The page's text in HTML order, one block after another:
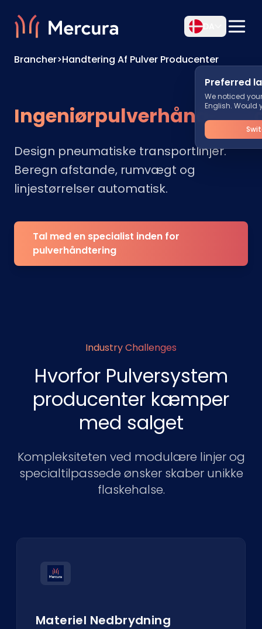
Preferred
We noticed
English. Would
Brancher>Handtering Af Pulver Producenter
Design pneumatiske transportlinjer.
Beregn afstande, rumvægt og
linjestørrelser automatisk.
Tal med en specialist inden for
pulverhåndtering
Industry Challenges
Hvorfor Pulversystem
producenter kæmper
med salget
Kompleksiteten ved modulære linjer og
specialtilpassede ønsker skaber unikke
flaskehalse.
Materiel Nedbrydning